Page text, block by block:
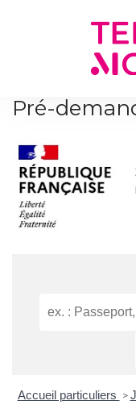
Pré-
Accueil particuliers >